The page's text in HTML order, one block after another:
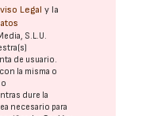
Legal y la
S.L.U.
de usuario.
la misma o
dure la
necesario para